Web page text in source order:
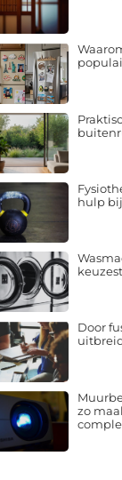
hulp
Door
zo